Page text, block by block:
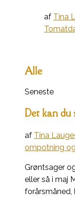
af Tina
Alle
Seneste
Det kan du
af Tina
ompotning
Grøntsager
eller så i maj
forårsmåned,